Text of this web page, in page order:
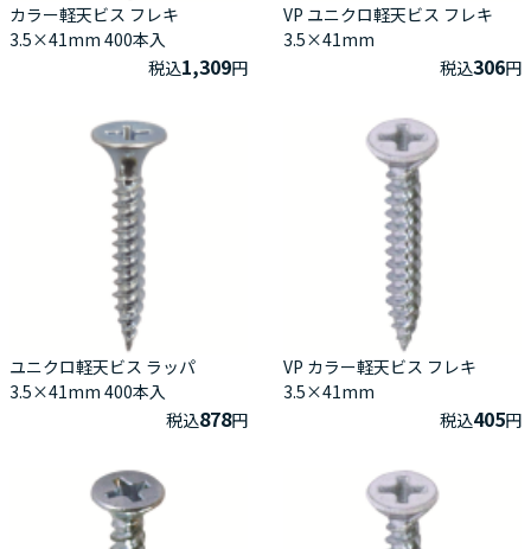
カラー軽天ビス フレキ
3.5×41mm 400本入
税込1,309円
VP ユニクロ軽天ビス フレキ
3.5×41mm
税込306円
ユニクロ軽天ビス ラッパ
3.5×41mm 400本入
税込878円
VP カラー軽天ビス フレキ
3.5×41mm
税込405円